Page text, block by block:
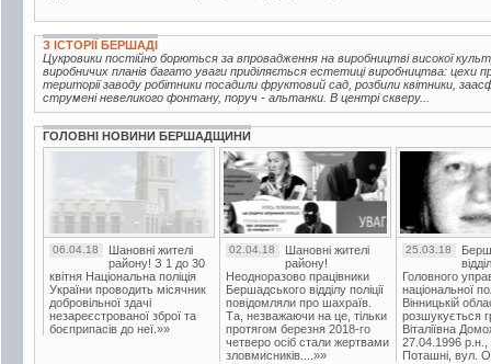
З ІСТОРІЇ БЕРШАДІ
Цукровики постійно борються за впровадження на виробництві високої
виробничих планів багато уваги приділяється естетиці виробництва: цехи
території заводу робітники посадили фруктовий сад, розбили квітники,
струмені невеликого фонтану, поруч - альтанки. В центрі скверу...
ГОЛОВНІ НОВИНИ БЕРШАДЩИНИ
06.04.18
Шановні жителі
району! З 1 до 30
квітня Національна поліція
України проводить місячник
добровільної здачі
незареєстрованої зброї та
боєприпасів до неї.»»
02.04.18
Шановні жителі
району!
Неодноразово працівники
Бершадського відділу поліції
повідомляли про шахраїв.
Та, незважаючи на це, тільки
протягом березня 2018-го
четверо осіб стали жертвами
зловмисників....»»
25.03.18
Головного
національної
Вінницькій
розшукується
Віталіївна
27.04.1996 р.н.,
Поташні, вул.